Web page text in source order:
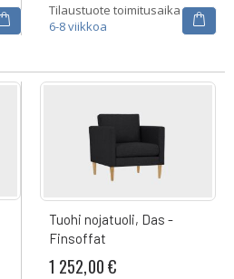
Tilaustuote toimitusaika
6-8 viikkoa
Tuohi nojatuoli, Das -
Finsoffat
1 252,00 €